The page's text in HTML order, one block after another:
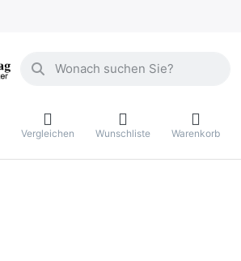
Geben Sie einen Suchbegriff ein.
Vergleichen Wunschliste Warenkorb